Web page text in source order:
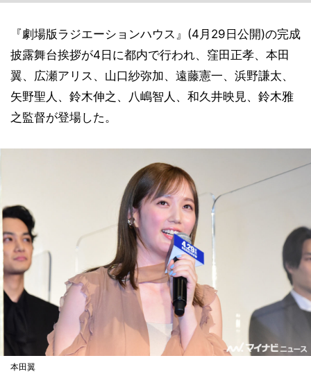
『劇場版ラジエーションハウス』(4月29日公開)の完成
披露舞台挨拶が4日に都内で行われ、窪田正孝、本田
翼、広瀬アリス、山口紗弥加、遠藤憲一、浜野謙太、
矢野聖人、鈴木伸之、八嶋智人、和久井映見、鈴木雅
之監督が登場した。
本田翼